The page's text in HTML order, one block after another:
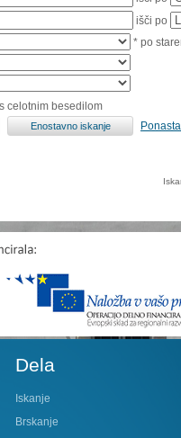
išči po
* po
celotnim besedilom
Dela
Iskanje
Brskanje